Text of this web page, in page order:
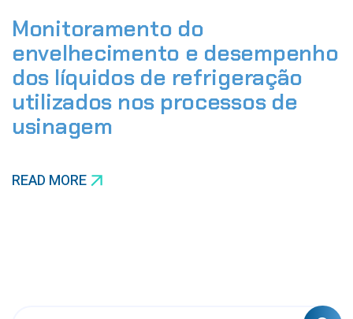
Monitoramento do
envelhecimento e desempenho
dos líquidos de refrigeração
utilizados nos processos de
usinagem
READ MORE